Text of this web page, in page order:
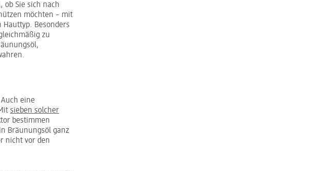
ob Sie sich nach
möchten – mit
Besonders
zu
eine
sieben solcher
bestimmen
Bräunungsöl ganz
nicht vor den